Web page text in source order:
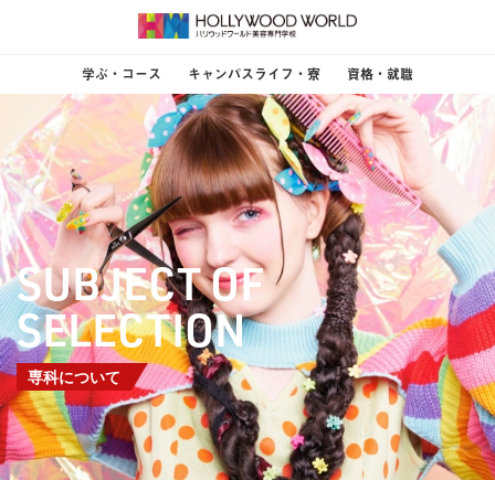
学ぶ・コース キャンパスライフ・寮 資格・就職
SUBJECT OF
SELECTION
専科について